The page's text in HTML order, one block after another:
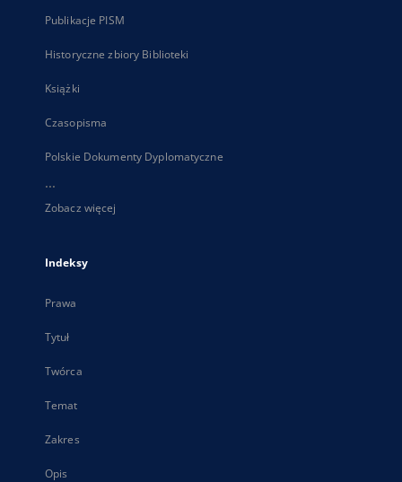
Publikacje PISM
Historyczne zbiory Biblioteki
Książki
Czasopisma
Polskie Dokumenty Dyplomatyczne
...
Zobacz więcej
Indeksy
Prawa
Tytuł
Twórca
Temat
Zakres
Opis